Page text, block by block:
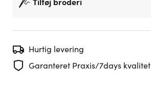
Hurtig levering
Garanteret Praxis/7days kvalitet